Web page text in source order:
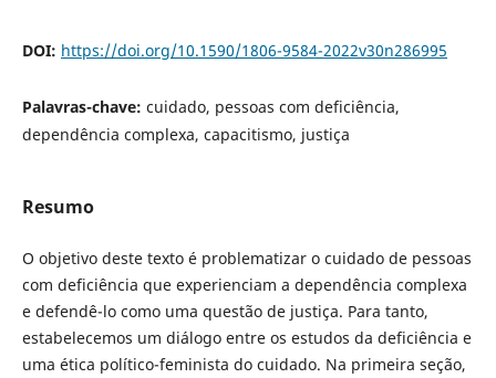
DOI: https://doi.org/10.1590/1806-9584-2022v30n286995
Palavras-chave: cuidado, pessoas com deficiência,
dependência complexa, capacitismo, justiça
Resumo
O objetivo deste texto é problematizar o cuidado de pessoas
com deficiência que experienciam a dependência complexa
e defendê-lo como uma questão de justiça. Para tanto,
estabelecemos um diálogo entre os estudos da deficiência e
uma ética político-feminista do cuidado. Na primeira seção,